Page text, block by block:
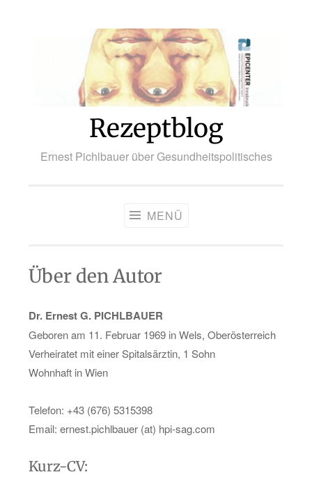
Rezeptblog
Ernest Pichlbauer über Gesundheitspolitisches
MENÜ
Über den Autor
Dr. Er­nest G. PI­CH­LBAU­ER
Ge­bo­ren am 11. Fe­bru­ar 1969 in Wels, Ober­ös­ter­reich
Ver­hei­ra­tet mit einer Spi­tals­ärz­tin, 1 Sohn
Wohn­haft in Wien
Te­le­fon: +43 (676) 5315398
Email: er­nest.pi­ch­lbau­er (at) hpi-sag.com
Kurz-CV: